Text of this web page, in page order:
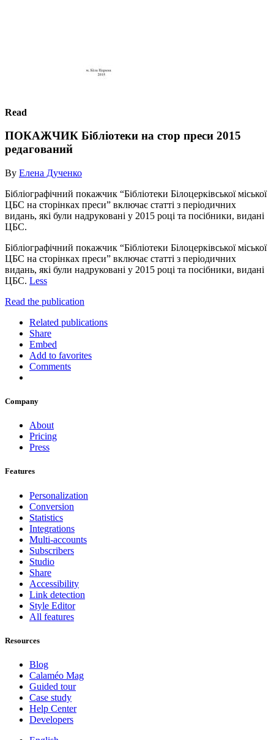
Read
ПОКАЖЧИК Бібліотеки на стор преси 2015
редагований
By Елена Дученко
Бібліографічний покажчик “Бібліотеки Білоцерківської міської
ЦБС на сторінках преси” включає статті з періодичних
видань, які були надруковані у 2015 році та посібники, видані
ЦБС.
Бібліографічний покажчик “Бібліотеки Білоцерківської міської
ЦБС на сторінках преси” включає статті з періодичних
видань, які були надруковані у 2015 році та посібники, видані
ЦБС. Less
Read the publication
Related publications
Share
Embed
Add to favorites
Comments
Company
About
Pricing
Press
Features
Personalization
Conversion
Statistics
Integrations
Multi-accounts
Subscribers
Studio
Share
Accessibility
Link detection
Style Editor
All features
Resources
Blog
Calaméo Mag
Guided tour
Case study
Help Center
Developers